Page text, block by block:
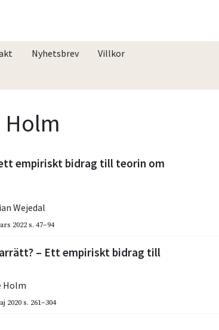
Nyhetsbrev Villkor
empiriskt bidrag till teorin om
Wejedal
2022s. 47–94
– Ett empiriskt bidrag till
Holm
2020s. 261–304